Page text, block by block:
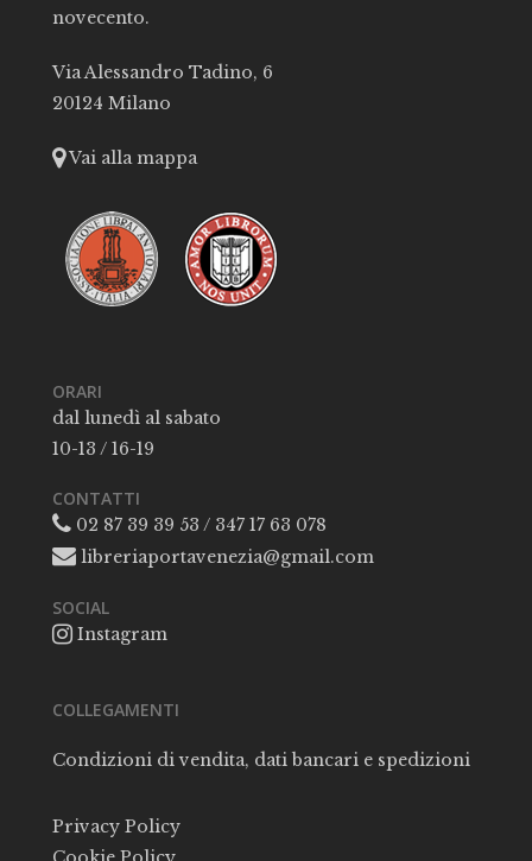
novecento.
Via Alessandro Tadino, 6
20124 Milano
Vai alla mappa
ORARI
dal lunedì al sabato
10-13 / 16-19
CONTATTI
02 87 39 39 53 / 347 17 63 078
libreriaportavenezia@gmail.com
SOCIAL
Instagram
COLLEGAMENTI
Condizioni di vendita, dati bancari e spedizioni
Privacy Policy